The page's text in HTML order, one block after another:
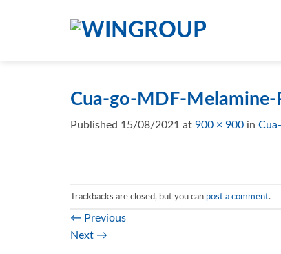
Cua-go-MDF-
Published 15/08/2021 at 900 × 900 in
Trackbacks are closed, but you can post a comment.
← Previous
Next →